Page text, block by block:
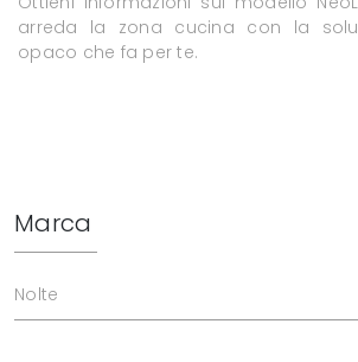
arreda la zona cucina con la
opaco che fa per te.
Marca
Nolte